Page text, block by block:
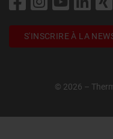
S'INSCRIRE À LA
© 2026 –